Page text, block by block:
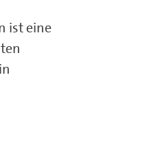
ist eine